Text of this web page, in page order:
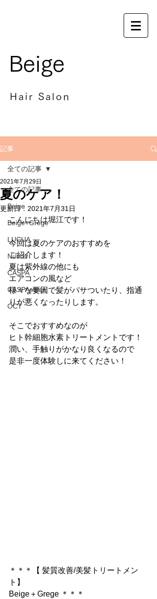
Beige
Hair Salon
記事
全ての記事
Beige
Beige+Grege
LUCUA
Nuuds
CASPA
CASPAebisu
OCT
全ての記事
夏のケア！
2021年7月29日
更新日： 2021年7月31日
こんにちは堀江です！
今回は夏のケアのおすすめを
ご紹介します！
夏は紫外線の他にも
エアコンの風など
様々な要因で髪がパサついたり、指通
りが悪くなったりします。
そこでおすすめなのが
ヒト幹細胞水素トリートメントです！
潤い、手触りがかなり良くなるので
是非一度体験しに来てください！
＊＊＊【 髪質改善/美髪トリートメン
ト】
Beige＋Grege ＊＊＊